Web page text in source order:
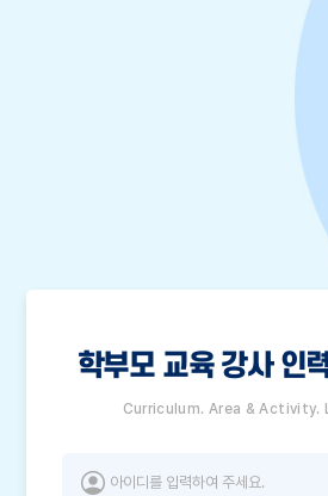
학부모 교육 강사 인
Curriculum. Area & Activity.